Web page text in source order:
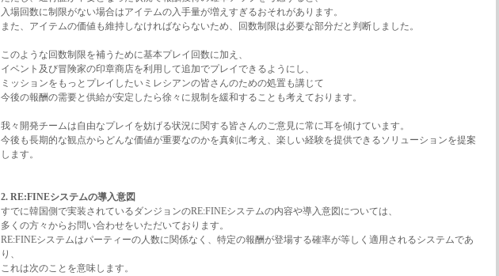
入場回数に制限がない場合はアイテムの入手量が増えすぎるおそれがあります。
また、アイテムの価値も維持しなければならないため、回数制限は必要な部分だと判断しました。
このような回数制限を補うために基本プレイ回数に加え、
イベント及び冒険家の印章商店を利用して追加でプレイできるようにし、
ミッションをもっとプレイしたいミレシアンの皆さんのための処置も講じて
今後の報酬の需要と供給が安定したら徐々に規制を緩和することも考えております。
我々開発チームは自由なプレイを妨げる状況に関する皆さんのご意見に常に耳を傾けています。
今後も長期的な観点からどんな価値が重要なのかを真剣に考え、楽しい経験を提供できるソリューションを提案
します。
2. RE:FINEシステムの導入意図
すでに韓国側で実装されているダンジョンのRE:FINEシステムの内容や導入意図については、
多くの方々からお問い合わせをいただいております。
RE:FINEシステムはパーティーの人数に関係なく、特定の報酬が登場する確率が等しく適用されるシステムであ
り、
これは次のことを意味します。